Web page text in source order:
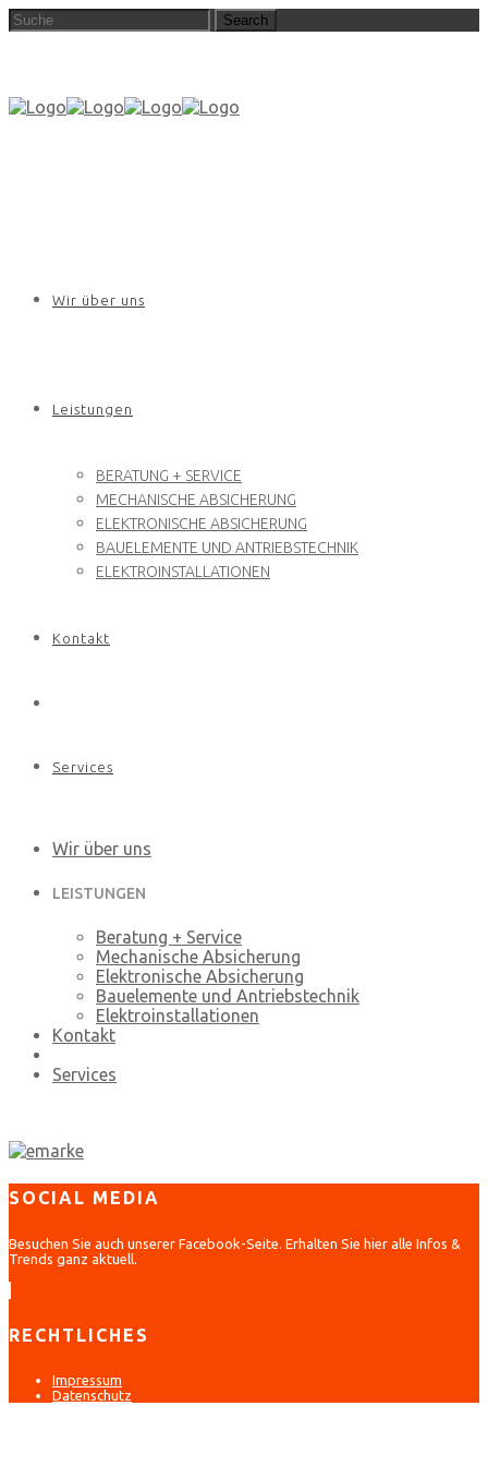
Wir über uns
Leistungen
BERATUNG + SERVICE
MECHANISCHE ABSICHERUNG
ELEKTRONISCHE ABSICHERUNG
BAUELEMENTE UND ANTRIEBSTECHNIK
ELEKTROINSTALLATIONEN
Kontakt
Services
Wir über uns
LEISTUNGEN
Beratung + Service
Mechanische Absicherung
Elektronische Absicherung
Bauelemente und Antriebstechnik
Elektroinstallationen
Kontakt
Services
SOCIAL MEDIA
Besuchen Sie auch unserer Facebook-Seite. Erhalten Sie hier alle Infos &
Trends ganz aktuell.
RECHTLICHES
Impressum
Datenschutz